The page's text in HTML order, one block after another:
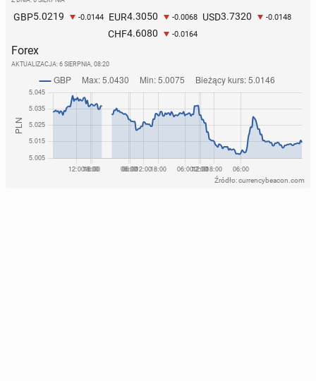
GBP5.0219 -0.0144 EUR4.3050 -0.0068 USD3.7320 -0.0148
CHF4.6080 -0.0164
Forex
AKTUALIZACJA: 6 SIERPNIA, 08:20
Źródło: currencybeacon.com